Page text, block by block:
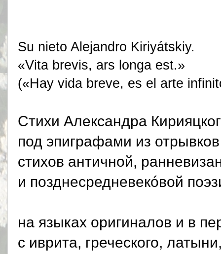
Su nieto Alejandro Kiriyátskiy.
«Vita brevis, ars longa est.»
(«Hay vida breve, es el arte
Стихи Алексaндра
под эпиграфами из
стихов античной,
и позднесредневекóвой
на языках оригиналов и в
с иврита, греческого,